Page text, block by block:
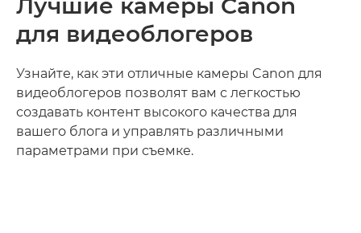
Лучшие камеры Canon
для видеоблогеров
Узнайте, как эти отличные камеры Canon для
видеоблогеров позволят вам с легкостью
создавать контент высокого качества для
вашего блога и управлять различными
параметрами при съемке.